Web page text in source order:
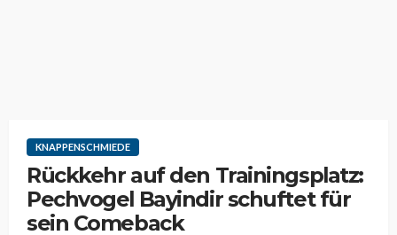
KNAPPENSCHMIEDE
Rückkehr auf den Trainingsplatz:
Pechvogel Bayindir schuftet für
sein Comeback